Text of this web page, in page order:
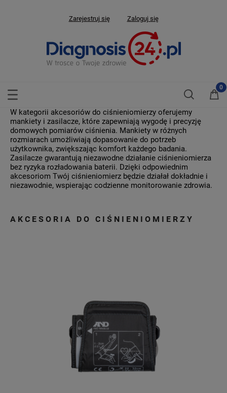
Zarejestruj się Zaloguj się
W kategorii akcesoriów do ciśnieniomierzy oferujemy
mankiety i zasilacze, które zapewniają wygodę i precyzję
domowych pomiarów ciśnienia. Mankiety w różnych
rozmiarach umożliwiają dopasowanie do potrzeb
użytkownika, zwiększając komfort każdego badania.
Zasilacze gwarantują niezawodne działanie ciśnieniomierza
bez ryzyka rozładowania baterii. Dzięki odpowiednim
akcesoriom Twój ciśnieniomierz będzie działał dokładnie i
niezawodnie, wspierając codzienne monitorowanie zdrowia.
AKCESORIA DO CIŚNIENIOMIERZY